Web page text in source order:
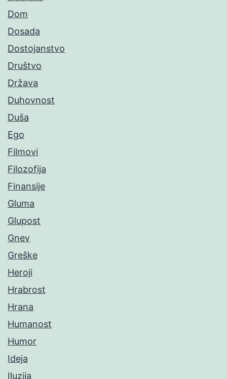
Dom
Dosada
Dostojanstvo
Društvo
Država
Duhovnost
Duša
Ego
Filmovi
Filozofija
Finansije
Gluma
Glupost
Gnev
Greške
Heroji
Hrabrost
Hrana
Humanost
Humor
Ideja
Iluzija